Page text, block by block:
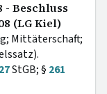
- Beschluss
(LG Kiel)
Mittäterschaft;
27StGB; § 261